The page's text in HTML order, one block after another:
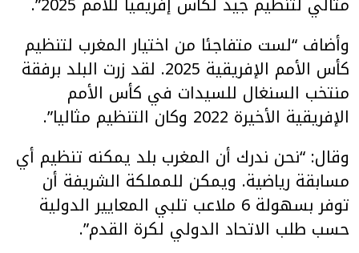
وأضاف “لست متفاجئا من اختيار المغرب لتنظيم
كأس الأمم الإفريقية 2025. لقد زرت البلد برفقة
منتخب السنغال للسيدات في كأس الأمم
الإفريقية الأخيرة 2022 وكان التنظيم مثاليا”.
وقال: “نحن ندرك أن المغرب بلد يمكنه تنظيم أي
مسابقة رياضية. ويمكن للمملكة الشريفة أن
توفر بسهولة 6 ملاعب تلبي المعايير الدولية
حسب طلب الاتحاد الدولي لكرة القدم”.